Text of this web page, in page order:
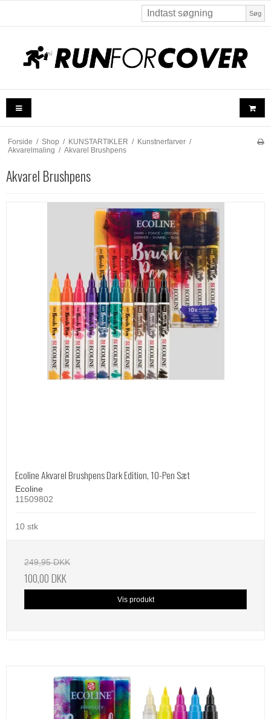
Søg
Forside / Shop / KUNSTARTIKLER / Kunstnerfarver /
Akvarelmaling / Akvarel Brushpens
Akvarel Brushpens
Ecoline Akvarel Brushpens Dark Edition, 10-Pen Sæt
Ecoline
11509802
10 stk
249,95 DKK
100,00 DKK
Vis produkt